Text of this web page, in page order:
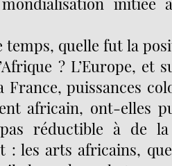
temps, quelle fut la
? L’Europe, et
France, puissances
africain, ont-elles
réductible à de la
: les arts africains,